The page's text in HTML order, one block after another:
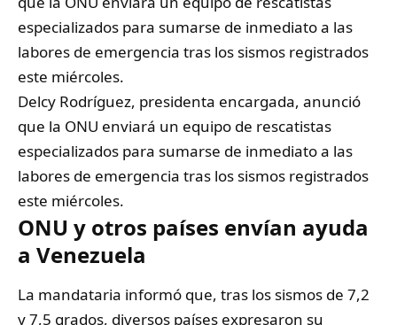
especializados para sumarse de inmediato a las
labores de emergencia tras los sismos registrados
este miércoles.
Delcy Rodríguez, presidenta encargada, anunció
que la ONU enviará un equipo de rescatistas
especializados para sumarse de inmediato a las
labores de emergencia tras los sismos registrados
este miércoles.
ONU y otros países envían ayuda
a Venezuela
La mandataria informó que, tras los sismos de 7,2
y 7,5 grados, diversos países expresaron su